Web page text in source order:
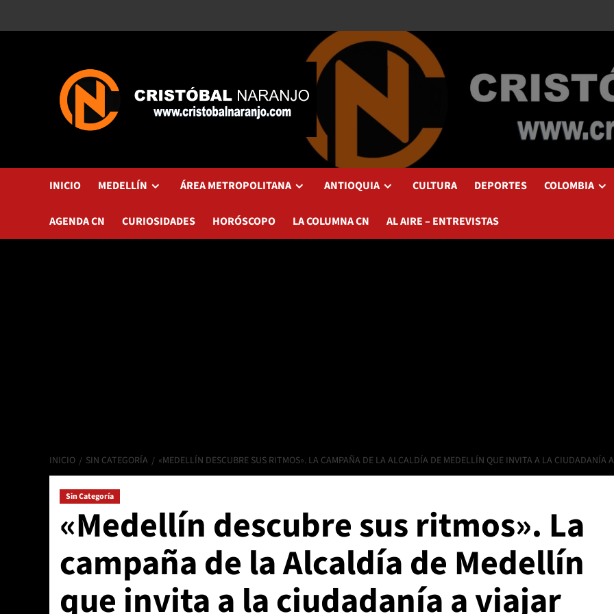
INICIO MEDELLÍN ÁREA METROPOLITANA ANTIOQUIA CULTURA DEPORTES COLOMBIA
AGENDA CN CURIOSIDADES HORÓSCOPO LA COLUMNA CN AL AIRE – ENTREVISTAS
INICIO SIN CATEGORÍA «MEDELLÍN DESCUBRE SUS RITMOS». LA CAMPAÑA DE LA ALCALDÍA DE MEDELLÍN QUE INVITA A LA CIUDADANÍA
Sin Categoría
«Medellín descubre sus ritmos». La
campaña de la Alcaldía de Medellín
que invita a la ciudadanía a viajar